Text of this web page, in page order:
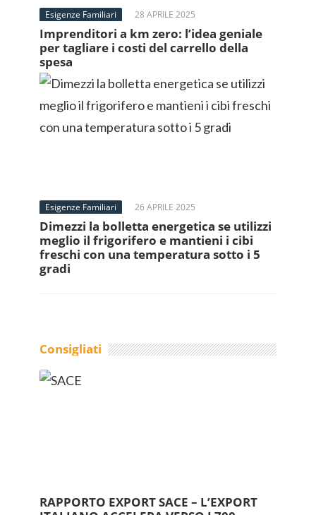
Esigenze Familiari 28 APRILE 2025
Imprenditori a km zero: l’idea geniale
per tagliare i costi del carrello della
spesa
Esigenze Familiari 26 APRILE 2025
Dimezzi la bolletta energetica se utilizzi
meglio il frigorifero e mantieni i cibi
freschi con una temperatura sotto i 5
gradi
Consigliati
RAPPORTO EXPORT SACE – L’EXPORT